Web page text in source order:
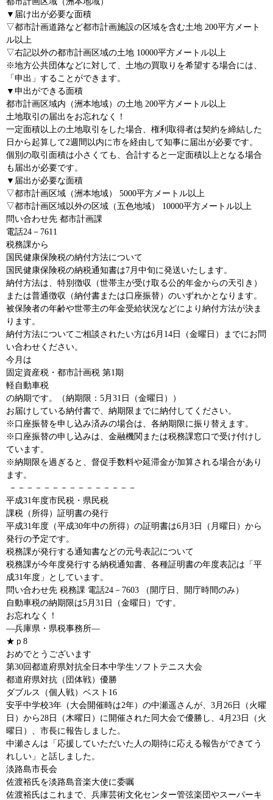
▼届け出が必要な面積
▽都市計画道路など都市計画施設の区域を含む土地 200平方メート
ル以上
▽右記以外の都市計画区域の土地 10000平方メートル以上
※地方公共団体などに対して、土地の買取りを希望する場合には、
「申出」することができます。
▼申出ができる面積
都市計画区域内（洲本地域）の土地 200平方メートル以上
土地取引の届出をお忘れなく！
一定面積以上の土地取引をした場合、権利取得者は契約を締結した
日から起算して2週間以内に市を経由して知事に届出が必要です。
個別の取引面積は小さくても、合計すると一定面積以上となる場合
も届出が必要です。
▼届出が必要な面積
▽都市計画区域（洲本地域） 5000平方メートル以上
▽都市計画区域以外の区域（五色地域） 10000平方メートル以上
問い合わせ先 都市計画課
電話24－7611
税務課から
国民健康保険税の納付方法について
国民健康保険税の納税通知書は7月中旬に発送いたします。
納付方法は、特別徴収（世帯主が受け取る公的年金からの天引き）
または普通徴収（納付書または口座振替）のいずれかとなります。
被保険者の年齢や世帯主の年金受給状況などにより納付方法が決ま
ります。
納付方法についてご相談されたい方は6月14日（金曜日）までにお問
い合わせください。
今月は
固定資産税・都市計画税 第1期
軽自動車税
の納期です。（納期限：5月31日（金曜日））
お届けしている納付書で、納期限までに納付してください。
※口座振替を申し込み済みの場合は、各納期限に振り替えます。
※口座振替の申し込みは、金融機関または税務課窓口で受け付けし
ています。
※納期限を過ぎると、督促手数料や延滞金が加算される場合があり
ます。
－－－－－－－－－－－－－－－
平成31年度市民税・県民税
課税（所得）証明書の発行
平成31年度（平成30年中の所得）の証明書は6月3日（月曜日）から
発行の予定です。
税務課が発行する通知書などの元号表記について
税務課が今年度発行する納税通知書、各種証明書の年度表記は「平
成31年度」としています。
問い合わせ先 税務課 電話24－7603 （開庁日、開庁時間のみ）
自動車税の納期限は5月31日（金曜日）です。
お忘れなく！
―兵庫県・県税事務所―
★ｐ8
おめでとうございます
第30回都道府県対抗全日本中学生ソフトテニス大会
都道府県対抗（団体戦）優勝
ダブルス（個人戦）ベスト16
安乎中学校3年（大会開催時は2年）の中瀬遥さんが、3月26日（火曜
日）から28日（木曜日）に開催された同大会で優勝し、4月23日（火
曜日）、市長に報告しました。
中瀬さんは「応援していただいた人の期待に応える報告ができてう
れしい」と話しました。
淡路島市長会
佐渡裕氏を淡路島音楽大使に委嘱
佐渡裕氏はこれまで、兵庫芸術文化センター管弦楽団やスーパーキ